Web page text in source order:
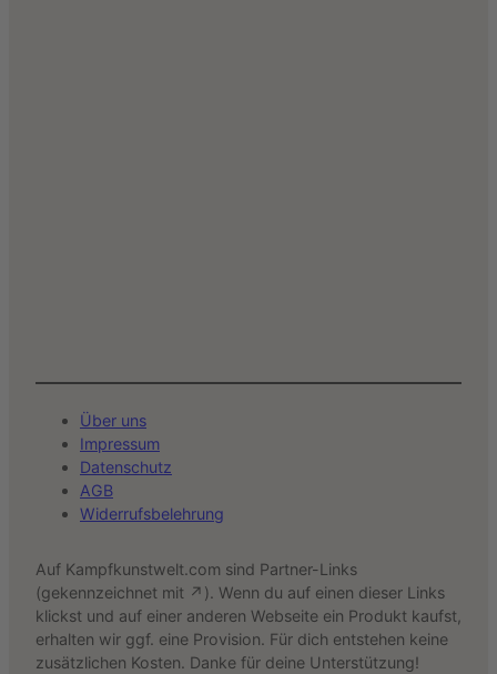
Über uns
Impressum
Datenschutz
AGB
Widerrufsbelehrung
Auf Kampfkunstwelt.com sind Partner-Links
(gekennzeichnet mit ↗). Wenn du auf einen dieser Links
klickst und auf einer anderen Webseite ein Produkt kaufst,
erhalten wir ggf. eine Provision. Für dich entstehen keine
zusätzlichen Kosten. Danke für deine Unterstützung!